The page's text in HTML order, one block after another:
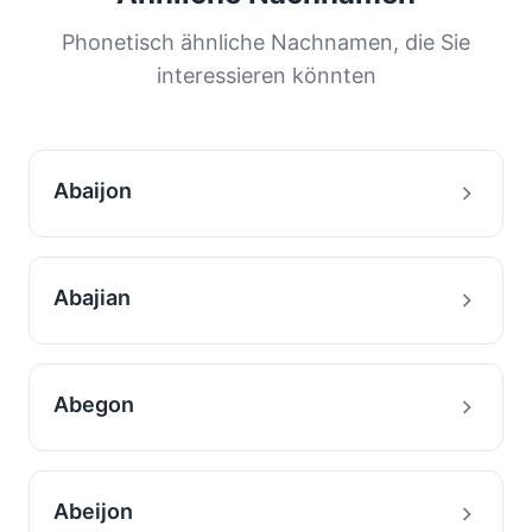
Verteilung hilft uns, die Ursprünge und
Migrationsgeschichte von Familien mit diesem
Phonetisch ähnliche Nachnamen, die Sie
interessieren könnten
Abaijon
Abajian
Abegon
Abeijon